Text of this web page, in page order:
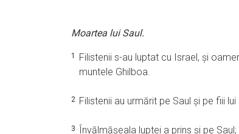
Moartea lui Saul.
1 Filistenii s-au luptat cu Israel, şi
muntele Ghilboa.
2 Filistenii au urmărit pe Saul şi pe fiii
3 Învălmăşeala luptei a prins şi pe